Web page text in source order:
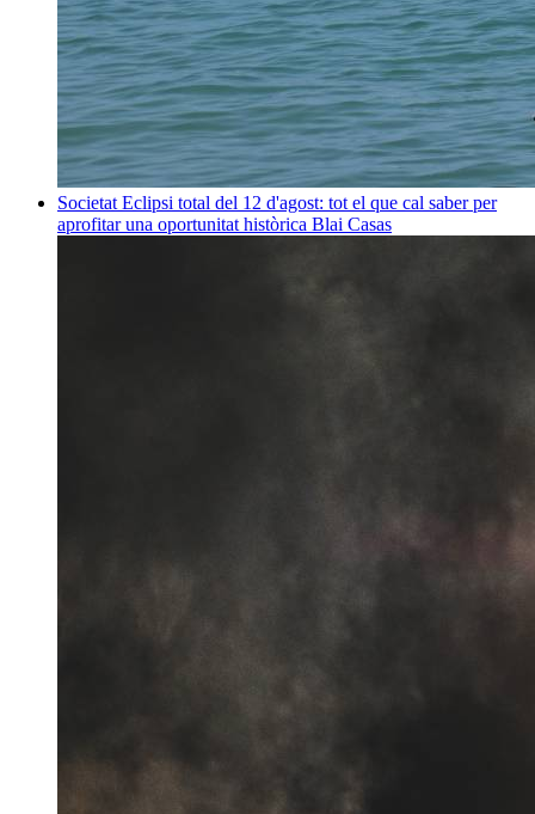
Societat Eclipsi total del 12 d'agost: tot el que cal saber per
aprofitar una oportunitat històrica Blai Casas